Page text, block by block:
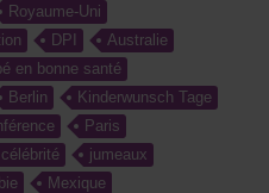
Royaume-Uni
DPI
Australie
en bonne santé
Berlin
Kinderwunsch Tage
Paris
célébrité
jumeaux
Mexique